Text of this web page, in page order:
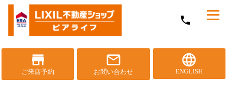
phone
メ
ニ
く
store
ご来店予約
mail_outline
お問い合わせ
language
ENGLISH